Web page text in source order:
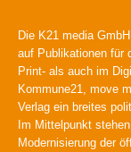
Die K21 media
auf Publikationen für
Print- als auch im
Kommune21, move
Verlag ein breites
Im Mittelpunkt
Modernisierung der